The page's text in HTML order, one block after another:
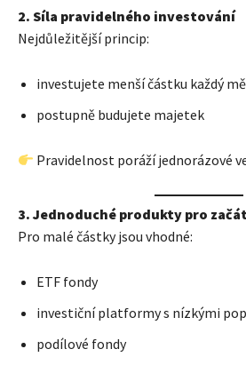
2. Síla pravidelného investování
Nejdůležitější princip:
investujete menší částku každý
postupně budujete majetek
Pravidelnost poráží jednorázové
3. Jednoduché produkty pro
Pro malé částky jsou vhodné:
ETF fondy
investiční platformy s nízkými
podílové fondy